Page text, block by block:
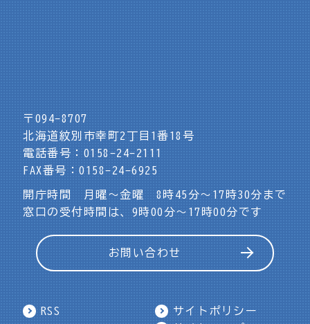
〒094-8707
北海道紋別市幸町2丁目1番18号
電話番号：0158-24-2111
FAX番号：0158-24-6925
開庁時間 月曜～金曜 8時45分～17時30分まで
窓口の受付時間は、9時00分～17時00分です
お問い合わせ
RSS
サイトポリシー